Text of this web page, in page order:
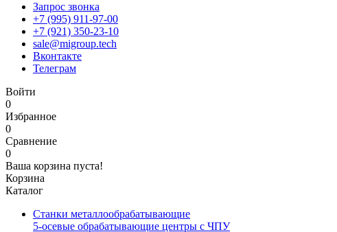
Запрос звонка
+7 (995) 911-97-00
+7 (921) 350-23-10
sale@migroup.tech
Вконтакте
Телеграм
Войти
0
Избранное
0
Сравнение
0
Ваша корзина пуста!
Корзина
Каталог
Станки металлообрабатывающие
5-осевые обрабатывающие центры с ЧПУ